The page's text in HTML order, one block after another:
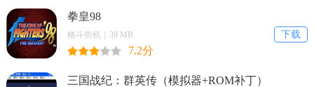
拳皇98
下载
格斗街机｜39 MB
7.2分
三国战纪：群英传（模拟器+ROM补丁）